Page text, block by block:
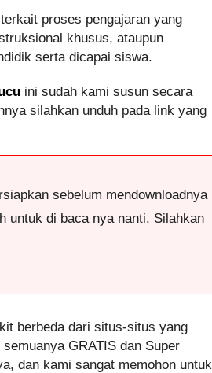
proses pengajaran yang
khusus, ataupun
serta dicapai siswa.
ini sudah kami susun secara
silahkan unduh pada link yang
sebelum mendownloadnya
untuk di baca nya nanti. Silahkan
berbeda dari situs-situs yang
GRATIS dan Super
dan kami sangat memohon untuk